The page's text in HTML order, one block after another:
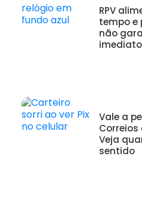
RPV
tempo e
não
Vale a
Correios
Veja
sentido